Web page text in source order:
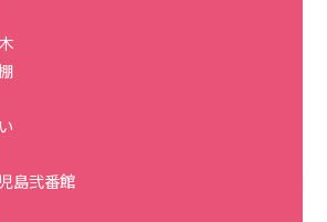
島弐番館